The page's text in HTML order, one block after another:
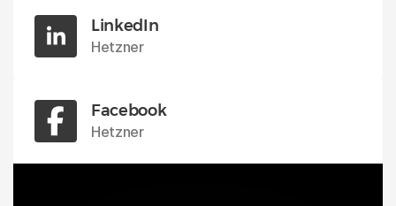
LinkedIn
Hetzner
Facebook
Hetzner